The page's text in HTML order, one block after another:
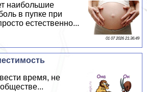
наибольшие
в пупке при
естественно...
01 07 2026 21:36:49
время, не